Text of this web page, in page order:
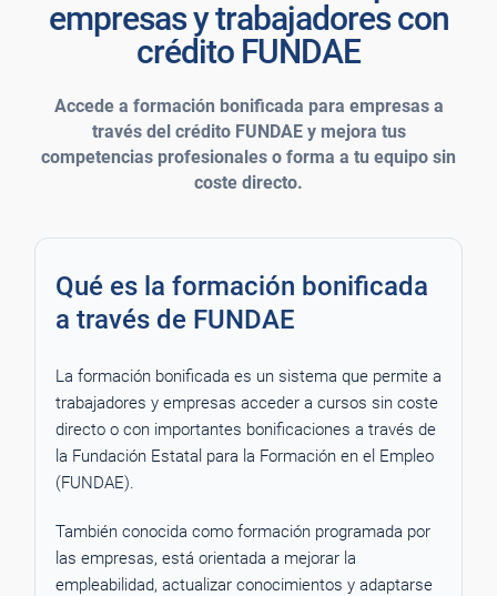
empresas y trabajadores con
crédito FUNDAE
Accede a formación bonificada para empresas a
través del crédito FUNDAE y mejora tus
competencias profesionales o forma a tu equipo sin
coste directo.
Qué es la formación bonificada
a través de FUNDAE
La formación bonificada es un sistema que permite a
trabajadores y empresas acceder a cursos sin coste
directo o con importantes bonificaciones a través de
la Fundación Estatal para la Formación en el Empleo
(FUNDAE).
También conocida como formación programada por
las empresas, está orientada a mejorar la
empleabilidad, actualizar conocimientos y adaptarse